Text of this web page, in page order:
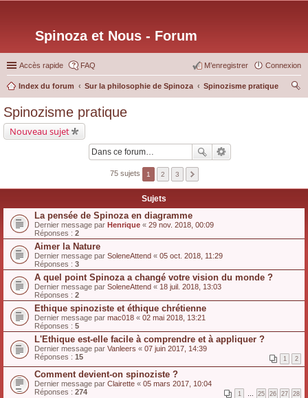
Spinoza et Nous - Forum
Accès rapide FAQ Connexion
M’enregistrer
Index du forum Sur la philosophie de Spinoza
Spinozisme pratique
Spinozisme pratique
Nouveau sujet
75 sujets 1 2 3
Sujets
La pensée de Spinoza en diagramme
Dernier message par Henrique « 29 nov. 2018, 00:09
Réponses : 2
Aimer la Nature
Dernier message par SoleneAttend « 05 oct. 2018, 11:29
Réponses : 3
A quel point Spinoza a changé votre vision du monde ?
Dernier message par SoleneAttend « 18 juil. 2018, 13:03
Réponses : 2
Ethique spinoziste et éthique chrétienne
Dernier message par mac018 « 02 mai 2018, 13:21
Réponses : 5
L'Ethique est-elle facile à comprendre et à appliquer ?
Dernier message par Vanleers « 07 juin 2017, 14:39
Réponses : 15 1 2
Comment devient-on spinoziste ?
Dernier message par Clairette « 05 mars 2017, 10:04
Réponses : 274 1 … 25 26 27 28